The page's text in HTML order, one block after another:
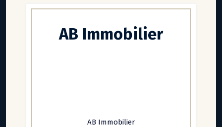
AB Immobilier
AB Immobilier